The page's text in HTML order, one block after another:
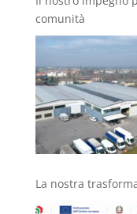
comunità
La nostra